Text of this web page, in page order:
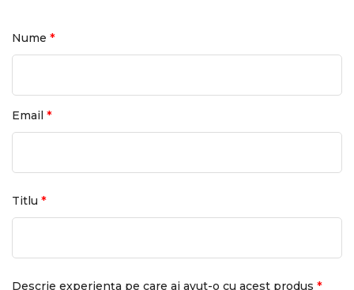
Nume *
Email *
Titlu *
Descrie experiența pe care ai avut-o cu acest produs *